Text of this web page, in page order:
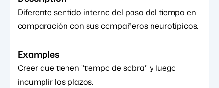
Diferente sentido interno del paso del tiempo en
comparación con sus compañeros neurotípicos.
Creer que tienen "tiempo de sobra" y luego
incumplir los plazos.